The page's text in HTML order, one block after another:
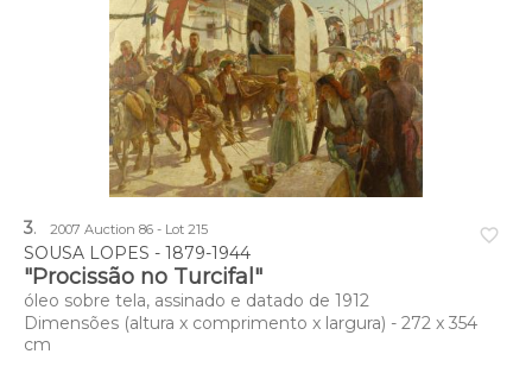
favorite_border
3. 2007 Auction 86 - Lot 215
SOUSA LOPES - 1879-1944
"Procissão no Turcifal"
óleo sobre tela, assinado e datado de 1912
Dimensões (altura x comprimento x largura) - 272 x 354
cm